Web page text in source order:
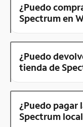
¿Puedo
Spectrum en
¿Puedo
tienda de
¿Puedo pagar
Spectrum